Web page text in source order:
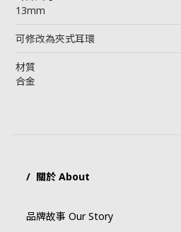
13mm
可修改為夾式耳環
材質
合金
/ 關於 About
品牌故事 Our Story